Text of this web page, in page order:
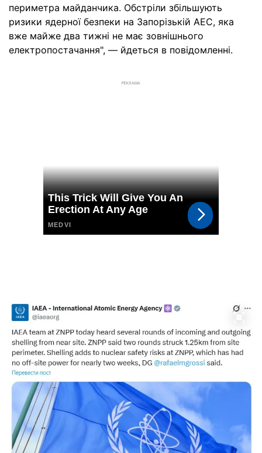
периметра майданчика. Обстріли збільшують
ризики ядерної безпеки на Запорізькій АЕС, яка
вже майже два тижні не має зовнішнього
електропостачання", — йдеться в повідомленні.
РЕКЛАМА